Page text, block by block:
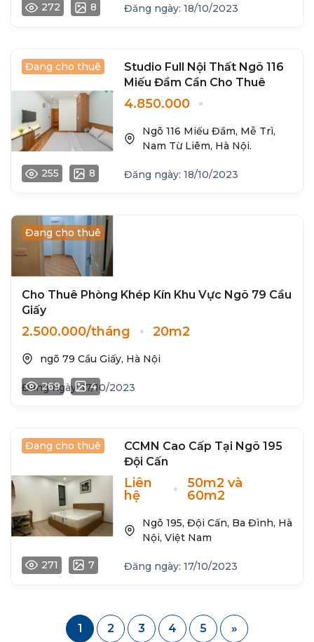
Đăng ngày: 18/10/2023
272 8
Studio Full Nội Thất Ngõ 116
Miếu Đầm Cần Cho Thuê
4.850.000
Ngõ 116 Miếu Đầm, Mễ Trì,
Nam Từ Liêm, Hà Nội.
Đăng ngày: 18/10/2023
255 8
Đang cho thuê
Cho Thuê Phòng Khép Kín Khu Vực Ngõ 79 Cầu
Giấy
2.500.000/tháng 20m2
ngõ 79 Cầu Giấy, Hà Nội
Đăng ngày: 17/10/2023
269 4
Đang cho thuê
CCMN Cao Cấp Tại Ngõ 195
Đội Cấn
Liên
hệ
50m2 và
60m2
Ngõ 195, Đội Cấn, Ba Đình, Hà
Nội, Việt Nam
Đăng ngày: 17/10/2023
271 7
Đang cho thuê
1 2 3 4 5 »